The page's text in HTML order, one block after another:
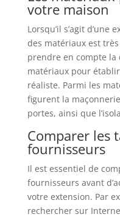
votre maison
Lorsqu’il s’agit d’une
des matériaux est
prendre en compte
matériaux pour
réaliste. Parmi les
figurent la
portes, ainsi que
Comparer les
fournisseurs
Il est essentiel de
fournisseurs avant
votre extension. Par
rechercher sur